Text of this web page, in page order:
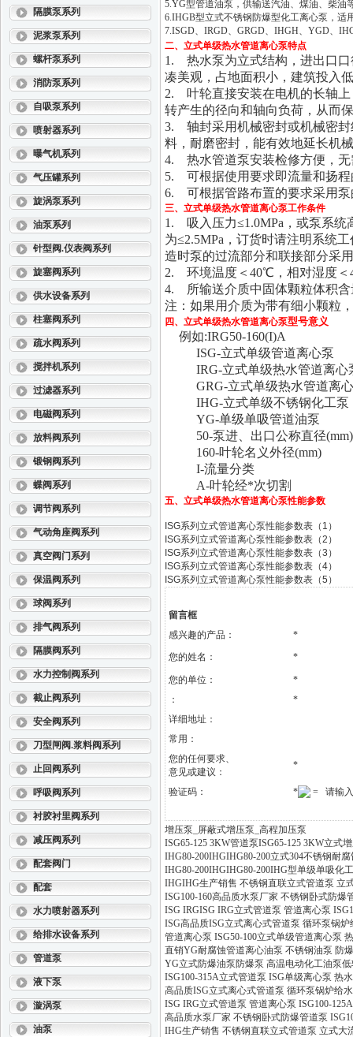
隔膜泵系列
泥浆泵系列
螺杆泵系列
消防泵系列
自吸泵系列
喷射器系列
曝气机系列
气压罐系列
旋涡泵系列
油泵系列
针型阀.仪表阀系列
旋塞阀系列
供水设备系列
柱塞阀系列
疏水阀系列
搅拌机系列
过滤器系列
电磁阀系列
放料阀系列
锻钢阀系列
蝶阀系列
调节阀系列
气动角座阀系列
真空阀门系列
保温阀系列
球阀系列
排气阀系列
隔膜阀系列
水力控制阀系列
截止阀系列
安全阀系列
刀型闸阀.浆料阀系列
止回阀系列
呼吸阀系列
衬胶衬里阀系列
减压阀系列
配套阀门
配套
水力喷射器系列
给排水设备系列
管道泵
液下泵
漩涡泵
油泵
5.YG型管道油泵，供输送汽油、煤油、柴油
6.IHGB型立式不锈钢防爆型化工离心泵，适
7.ISGD、IRGD、GRGD、IHGH、YGD、
二、立式单级热水管道离心泵特点
1. 热水泵为立式结构，进出口口
凑美观，占地面积小，建筑投入
2. 叶轮直接安装在电机的长轴上
转产生的径向和轴向负荷，从而
3. 轴封采用机械密封或机械密封
料，耐磨密封，能有效地延长机
4. 热水管道泵安装检修方便，无
5. 可根据使用要求即流量和扬
6. 可根据管路布置的要求采用泵
三、 立式单级热水管道离心泵工作条件
1. 吸入压力≤1.0MPa，或泵系统
为≤2.5MPa，订货时请注明系统
造时泵的过流部分和联接部分采
2. 环境温度＜40℃，相对湿度＜
4. 所输送介质中固体颗粒体积含
注：如果用介质为带有细小颗粒
四、 立式单级热水管道离心泵型号意义
例如:IRG50-160(I)A
ISG-立式单级管道离心泵
IRG-立式单级热水管道离心
GRG-立式单级热水管道离
IHG-立式单级不锈钢化工泵
YG-单级单吸管道油泵
50-泵进、出口公称直径(mm)
160-叶轮名义外径(mm)
I-流量分类
A-叶轮经*次切割
五、 立式单级热水管道离心泵性能参数
ISG系列立式管道离心泵性能参数表（1）
ISG系列立式管道离心泵性能参数表（2）
ISG系列立式管道离心泵性能参数表（3）
ISG系列立式管道离心泵性能参数表（4）
ISG系列立式管道离心泵性能参数表（5）
留言框
感兴趣的产品：
*
您的姓名：
*
您的单位：
*
：
*
详细地址：
常用：
您的任何要求、
意见或建议：
*
验证码： * = 请输入
增压泵_屏蔽式增压泵_高程加压泵
ISG65-125 3KW管道泵ISG65-125 3KW立式
IHG80-200IHGIHG80-200立式304不锈钢耐
IHG80-200IHGIHG80-200IHG型单级单吸化
IHGIHG生产销售 不锈钢直联立式管道泵 立
ISG100-160高品质水泵厂家 不锈钢卧式防爆
ISG IRGISG IRG立式管道泵 管道离心泵
ISG高品质ISG立式离心式管道泵 循环泵锅炉
管道离心泵 ISG50-100立式单级管道离心泵
直销YG耐腐蚀管道离心油泵 不锈钢油泵 防
YG立式防爆油泵防爆泵 高温电动化工油泵
ISG100-315A立式管道泵 ISG单级离心泵 热
高品质ISG立式离心式管道泵 循环泵锅炉给
ISG IRG立式管道泵 管道离心泵 ISG100-
高品质水泵厂家 不锈钢卧式防爆管道泵
IHG生产销售 不锈钢直联立式管道泵 立式大